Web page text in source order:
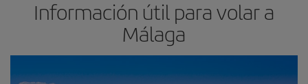
Información útil para volar a
Málaga